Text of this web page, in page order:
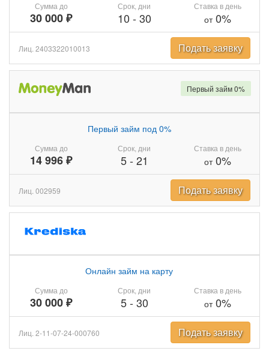
Сумма до
30 000 ₽
Срок, дни
10 - 30
Ставка в день
от0%
Лиц. 2403322010013 Подать заявку
Сумма до
14 996 ₽
Первый займ под 0%
Срок, дни
5- 21
Ставка в день
от0%
Первый займ 0%
Лиц. 002959 Подать заявку
Сумма до
30 000 ₽
Онлайн займ на карту
Срок, дни
5- 30
Ставка в день
от0%
Лиц. 2-11-07-24-000760 Подать заявку